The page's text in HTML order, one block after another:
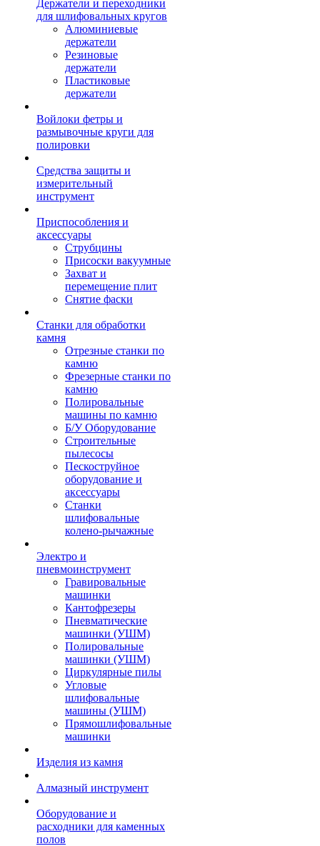
Держатели и переходники
для шлифовальных кругов
Алюминиевые
держатели
Резиновые
держатели
Пластиковые
держатели
Войлоки фетры и
размывочные круги для
полировки
Средства защиты и
измерительный
инструмент
Приспособления и
аксессуары
Струбцины
Присоски вакуумные
Захват и
перемещение плит
Снятие фаски
Станки для обработки
камня
Отрезные станки по
камню
Фрезерные станки по
камню
Полировальные
машины по камню
Б/У Оборудование
Строительные
пылесосы
Пескоструйное
оборудование и
аксессуары
Станки
шлифовальные
колено-рычажные
Электро и
пневмоинструмент
Гравировальные
машинки
Кантофрезеры
Пневматические
машинки (УШМ)
Полировальные
машинки (УШМ)
Циркулярные пилы
Угловые
шлифовальные
машины (УШМ)
Прямошлифовальные
машинки
Изделия из камня
Алмазный инструмент
Оборудование и
расходники для каменных
полов